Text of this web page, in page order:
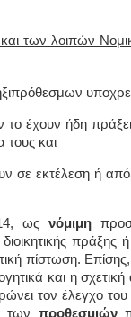
των λοιπών
έχουν ήδη
τους και
σε εκτέλεση ή
ως νόμιμη
πράξης
πίστωση. Επίσης,
και η
τον έλεγχο του
των προθεσμιών